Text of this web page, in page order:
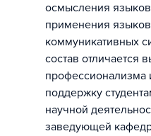
осмысления
применения
коммуникативных
состав отличается
профессионализма
поддержку
научной
заведующей